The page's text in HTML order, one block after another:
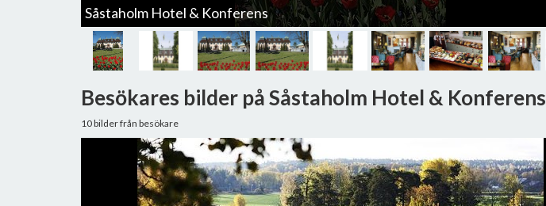
Såstaholm Hotel & Konferens
Besökares bilder på Såstaholm Hotel & Konferens
10 bilder från besökare